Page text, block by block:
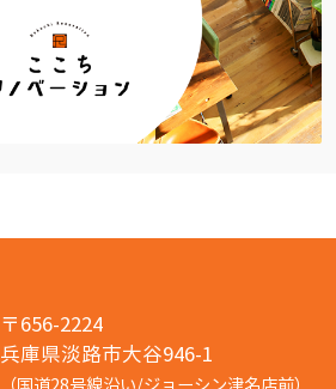
〒656-2224
兵庫県淡路市大谷946-1